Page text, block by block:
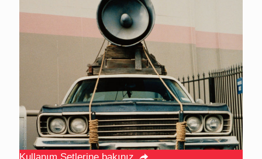
Kullanım Setlerine bakınız